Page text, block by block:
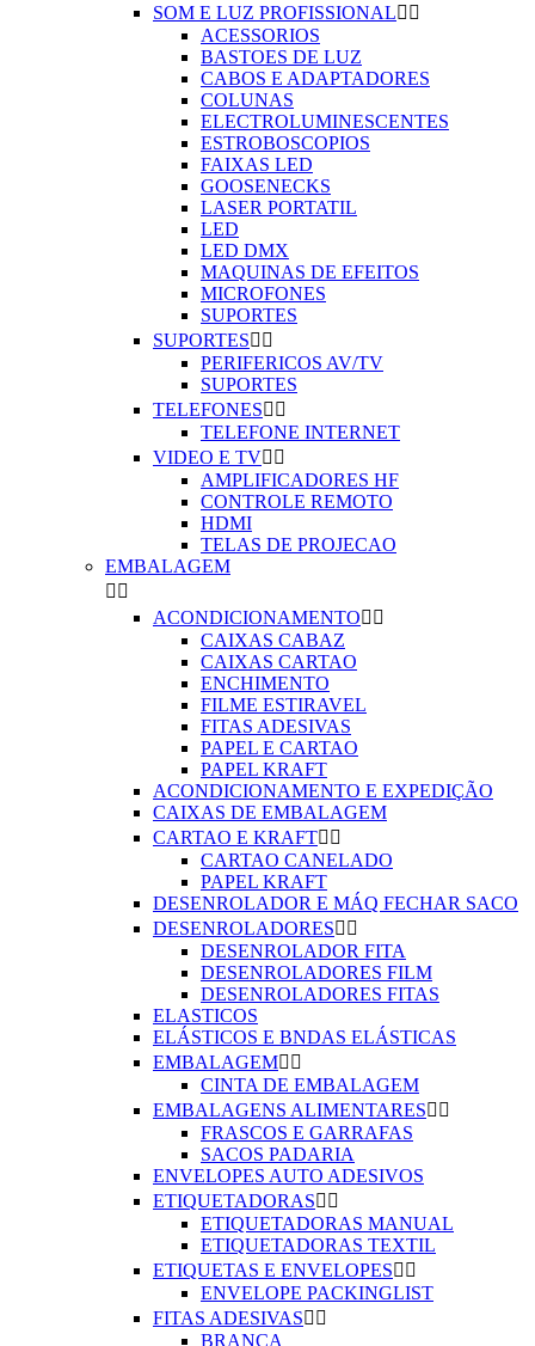
SOM E LUZ PROFISSIONAL 
ACESSORIOS
BASTOES DE LUZ
CABOS E ADAPTADORES
COLUNAS
ELECTROLUMINESCENTES
ESTROBOSCOPIOS
FAIXAS LED
GOOSENECKS
LASER PORTATIL
LED
LED DMX
MAQUINAS DE EFEITOS
MICROFONES
SUPORTES
SUPORTES 
PERIFERICOS AV/TV
SUPORTES
TELEFONES 
TELEFONE INTERNET
VIDEO E TV 
AMPLIFICADORES HF
CONTROLE REMOTO
HDMI
TELAS DE PROJECAO
EMBALAGEM
 
ACONDICIONAMENTO 
CAIXAS CABAZ
CAIXAS CARTAO
ENCHIMENTO
FILME ESTIRAVEL
FITAS ADESIVAS
PAPEL E CARTAO
PAPEL KRAFT
ACONDICIONAMENTO E EXPEDIÇÃO
CAIXAS DE EMBALAGEM
CARTAO E KRAFT 
CARTAO CANELADO
PAPEL KRAFT
DESENROLADOR E MÁQ FECHAR SACO
DESENROLADORES 
DESENROLADOR FITA
DESENROLADORES FILM
DESENROLADORES FITAS
ELASTICOS
ELÁSTICOS E BNDAS ELÁSTICAS
EMBALAGEM 
CINTA DE EMBALAGEM
EMBALAGENS ALIMENTARES 
FRASCOS E GARRAFAS
SACOS PADARIA
ENVELOPES AUTO ADESIVOS
ETIQUETADORAS 
ETIQUETADORAS MANUAL
ETIQUETADORAS TEXTIL
ETIQUETAS E ENVELOPES 
ENVELOPE PACKINGLIST
FITAS ADESIVAS 
BRANCA